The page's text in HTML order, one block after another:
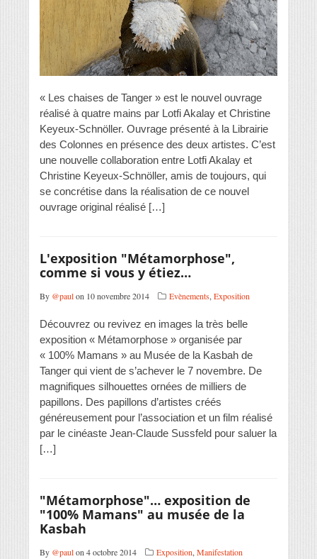
« Les chaises de Tanger » est le nouvel ouvrage
réalisé à quatre mains par Lotfi Akalay et Christine
Keyeux-Schnöller. Ouvrage présenté à la Librairie
des Colonnes en présence des deux artistes. C’est
une nouvelle collaboration entre Lotfi Akalay et
Christine Keyeux-Schnöller, amis de toujours, qui
se concrétise dans la réalisation de ce nouvel
ouvrage original réalisé […]
L'exposition "Métamorphose",
comme si vous y étiez…
By @paulon 10 novembre 2014 Evènements, Exposition
Découvrez ou revivez en images la très belle
exposition « Métamorphose » organisée par
« 100% Mamans » au Musée de la Kasbah de
Tanger qui vient de s’achever le 7 novembre. De
magnifiques silhouettes ornées de milliers de
papillons. Des papillons d’artistes créés
généreusement pour l’association et un film réalisé
par le cinéaste Jean-Claude Sussfeld pour saluer la
[…]
"Métamorphose"… exposition de
"100% Mamans" au musée de la
Kasbah
By @paulon 4 octobre 2014 Exposition, Manifestation